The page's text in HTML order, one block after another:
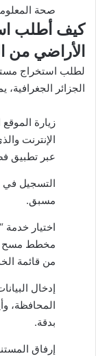
صحة
كيف أطلب
الأراضي من
لطلب استخراج
الجزائر الجغرافية،
زيارة
الإنترنت
عبر تطبيق
التسجيل في
مسبق.
اختيار
من قائمة
إدخال
المحافظة،
بدقة.
إرفاق